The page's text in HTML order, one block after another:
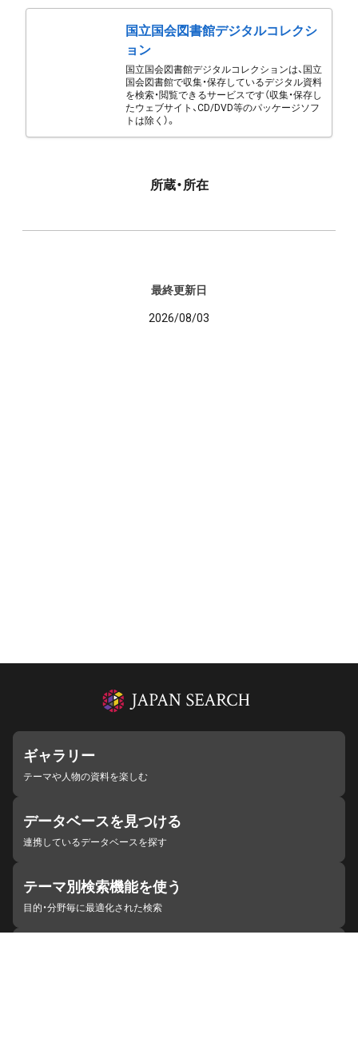
国立国会図書館デジタルコレクシ
ョン
国立国会図書館デジタルコレクションは、国立
国会図書館で収集・保存しているデジタル資料
を検索・閲覧できるサービスです（収集・保存し
たウェブサイト、CD/DVD等のパッケージソフ
トは除く）。
所蔵・所在
最終更新日
2026/08/03
ギャラリー
テーマや人物の資料を楽しむ
データベースを見つける
連携しているデータベースを探す
テーマ別検索機能を使う
目的・分野毎に最適化された検索